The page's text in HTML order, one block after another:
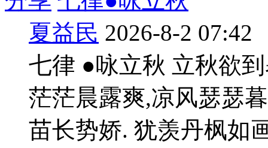
夏益民 2026-8-2 07:42
七律 ●咏立秋 立秋欲
茫茫晨露爽,凉风瑟瑟
苗长势娇. 犹羡丹枫如